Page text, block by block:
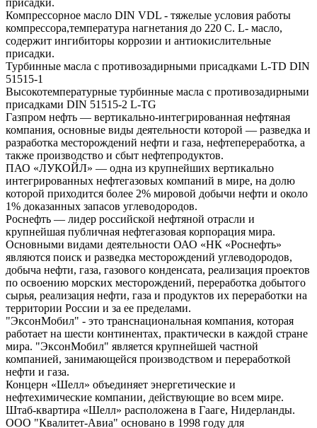
присадки.
Компрессорное масло DIN VDL - тяжелые условия работы
компрессора,температура нагнетания до 220 С. L- масло,
содержит ингибиторы коррозии и антиокислительные
присадки.
Турбинные масла с противозадирными присадками L-TD DIN
51515-1
Высокотемпературные турбинные масла с противозадирными
присадками DIN 51515-2 L-TG
Газпром нефть — вертикально-интегрированная нефтяная
компания, основные виды деятельности которой — разведка и
разработка месторождений нефти и газа, нефтепереработка, а
также производство и сбыт нефтепродуктов.
ПАО «ЛУКОЙЛ» — одна из крупнейших вертикально
интегрированных нефтегазовых компаний в мире, на долю
которой приходится более 2% мировой добычи нефти и около
1% доказанных запасов углеводородов.
Роснефть — лидер российской нефтяной отрасли и
крупнейшая публичная нефтегазовая корпорация мира.
Основными видами деятельности ОАО «НК «Роснефть»
являются поиск и разведка месторождений углеводородов,
добыча нефти, газа, газового конденсата, реализация проектов
по освоению морских месторождений, переработка добытого
сырья, реализация нефти, газа и продуктов их переработки на
территории России и за ее пределами.
"ЭксонМобил" - это транснациональная компания, которая
работает на шести континентах, практически в каждой стране
мира. "ЭксонМобил" является крупнейшей частной
компанией, занимающейся производством и переработкой
нефти и газа.
Концерн «Шелл» объединяет энергетические и
нефтехимические компании, действующие во всем мире.
Штаб-квартира «Шелл» расположена в Гааге, Нидерланды.
ООО "Квалитет-Авиа" основано в 1998 году для